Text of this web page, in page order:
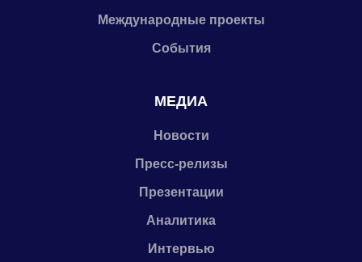
Международные проекты
События
МЕДИА
Новости
Пресс-релизы
Презентации
Аналитика
Интервью